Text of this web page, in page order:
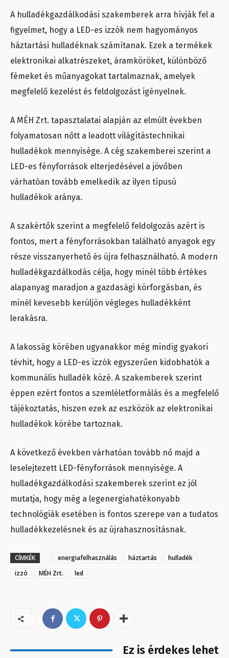
A hulladékgazdálkodási szakemberek arra hívják fel a
figyelmet, hogy a LED-es izzók nem hagyományos
háztartási hulladéknak számítanak. Ezek a termékek
elektronikai alkatrészeket, áramköröket, különböző
fémeket és műanyagokat tartalmaznak, amelyek
megfelelő kezelést és feldolgozást igényelnek.
A MÉH Zrt. tapasztalatai alapján az elmúlt években
folyamatosan nőtt a leadott világítástechnikai
hulladékok mennyisége. A cég szakemberei szerint a
LED-es fényforrások elterjedésével a jövőben
várhatóan tovább emelkedik az ilyen típusú
hulladékok aránya.
A szakértők szerint a megfelelő feldolgozás azért is
fontos, mert a fényforrásokban található anyagok egy
része visszanyerhető és újra felhasználható. A modern
hulladékgazdálkodás célja, hogy minél több értékes
alapanyag maradjon a gazdasági körforgásban, és
minél kevesebb kerüljön végleges hulladékként
lerakásra.
A lakosság körében ugyanakkor még mindig gyakori
tévhit, hogy a LED-es izzók egyszerűen kidobhatók a
kommunális hulladék közé. A szakemberek szerint
éppen ezért fontos a szemléletformálás és a megfelelő
tájékoztatás, hiszen ezek az eszközök az elektronikai
hulladékok körébe tartoznak.
A következő években várhatóan tovább nő majd a
leselejtezett LED-fényforrások mennyisége. A
hulladékgazdálkodási szakemberek szerint ez jól
mutatja, hogy még a legenergiahatékonyabb
technológiák esetében is fontos szerepe van a tudatos
hulladékkezelésnek és az újrahasznosításnak.
CÍMKÉK energiafelhasználás háztartás
hulladék
izzó
MÉH Zrt. led
Ez is érdekes lehet